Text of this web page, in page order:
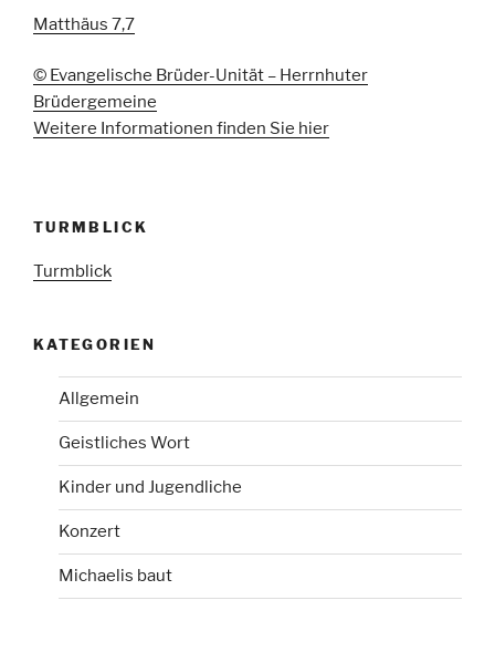
Matthäus 7,7
© Evangelische Brüder-Unität – Herrnhuter
Brüdergemeine
Weitere Informationen finden Sie hier
TURMBLICK
Turmblick
KATEGORIEN
Allgemein
Geistliches Wort
Kinder und Jugendliche
Konzert
Michaelis baut